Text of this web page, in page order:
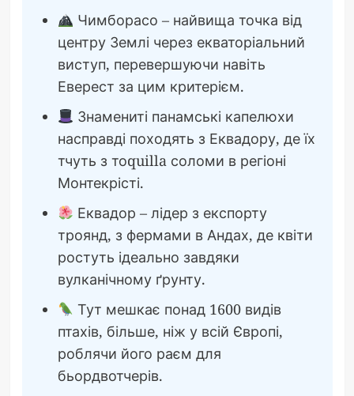
Чимборасо – найвища точка від
центру Землі через екваторіальний
виступ, перевершуючи навіть
Еверест за цим критерієм.
Знамениті панамські капелюхи
насправді походять з Еквадору, де їх
тчуть з тоquilla соломи в регіоні
Монтекрісті.
Еквадор – лідер з експорту
троянд, з фермами в Андах, де квіти
ростуть ідеально завдяки
вулканічному ґрунту.
Тут мешкає понад 1600 видів
птахів, більше, ніж у всій Європі,
роблячи його раєм для
бьордвотчерів.